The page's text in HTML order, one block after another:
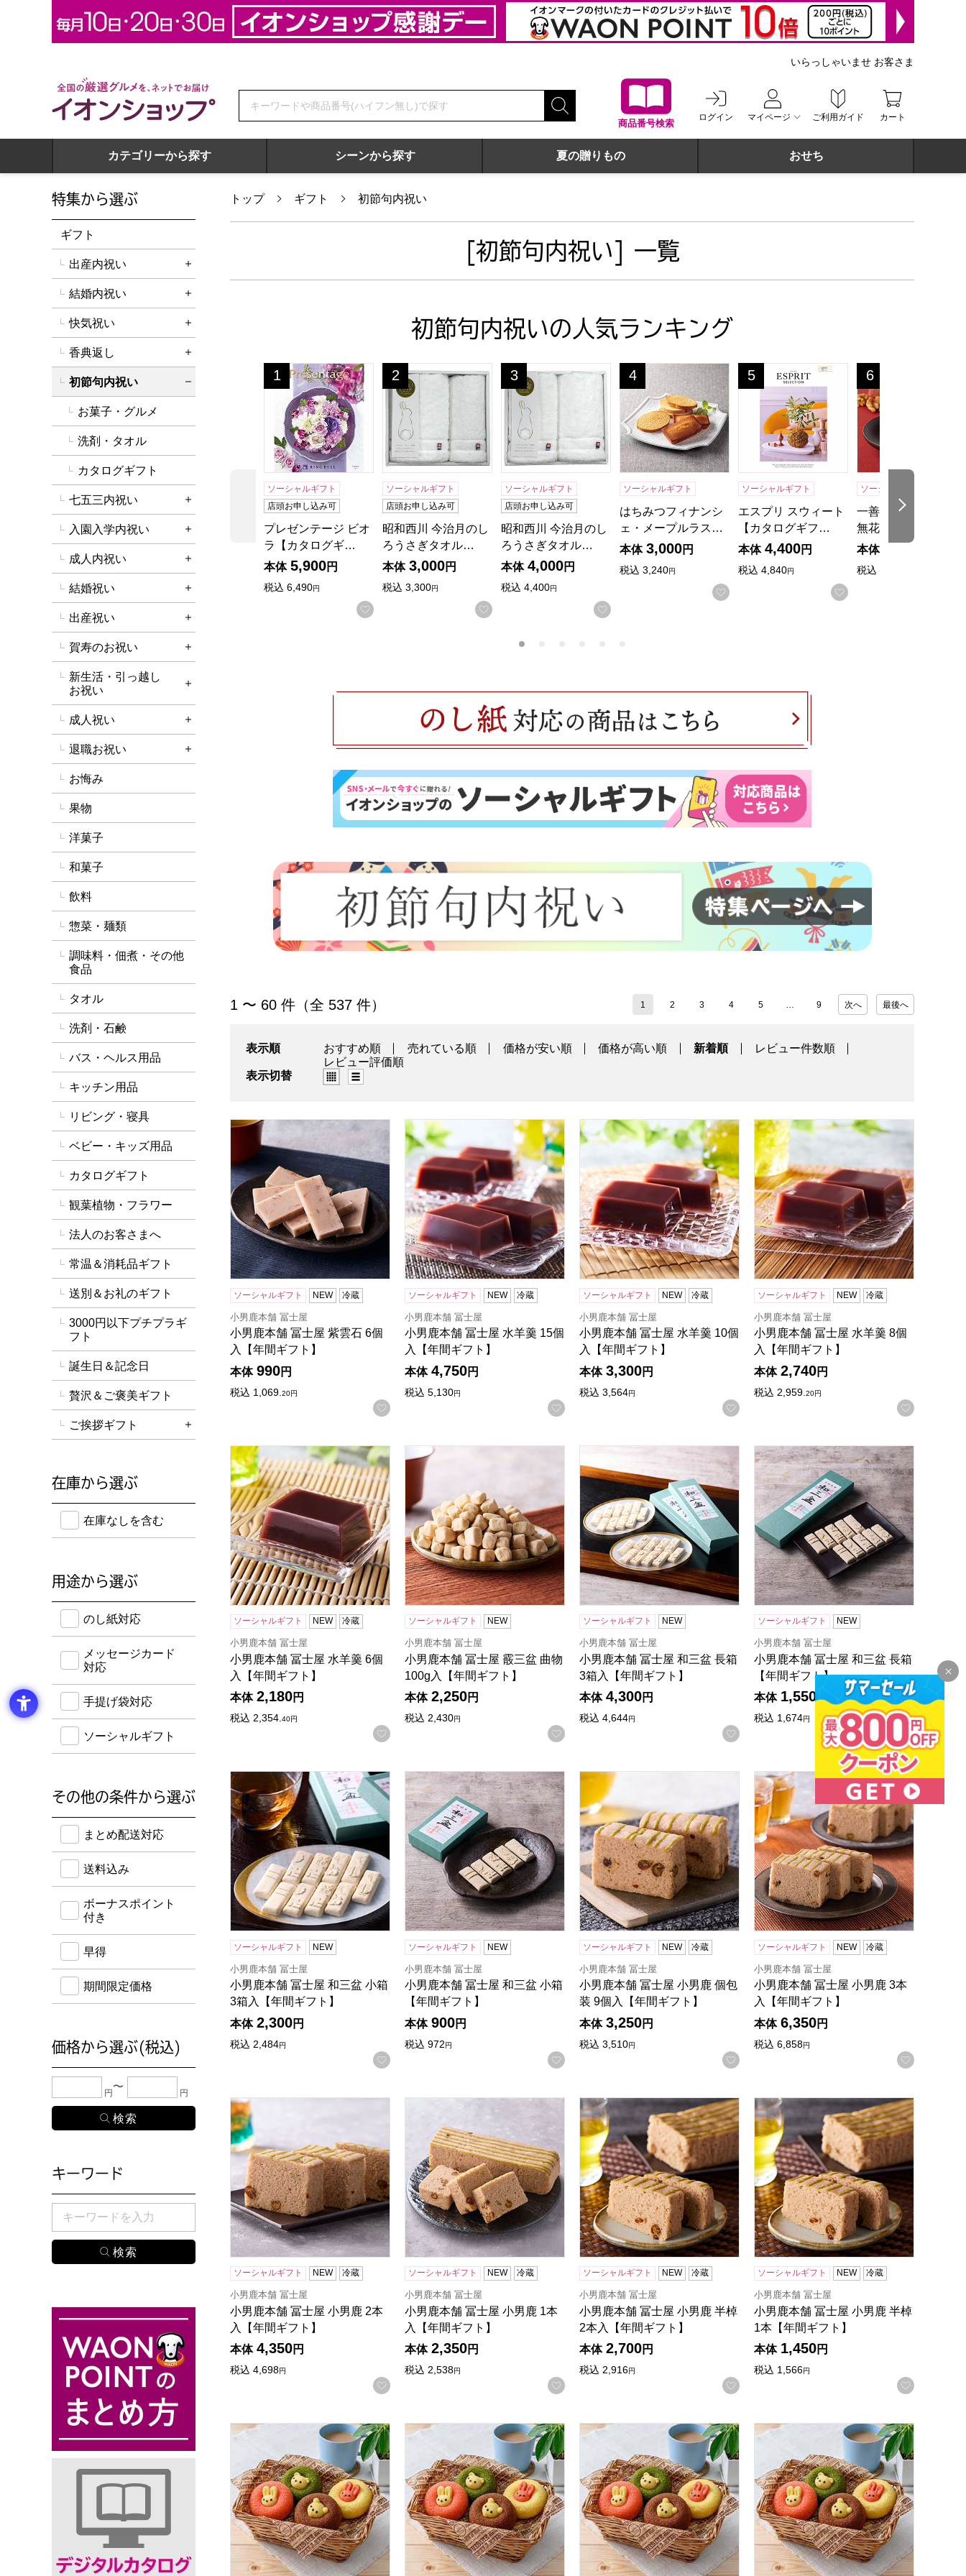
全国の厳選グルメを、ネットでお届け イオンショップ
商品番号検索
ログイン マイページ ご利用ガイド カート
いらっしゃいませ お客さま
カテゴリーから探す シーンから探す 夏の贈りもの おせち
トップ ギフト 初節句内祝い
[初節句内祝い] 一覧
初節句内祝いの人気ランキング
前の商品
プレゼンテージ ビオラ【カタログギフト】【贈りものカタログ】
1
位
ソーシャルギフト
店頭お申し込み可
プレゼンテージ ビオ
ラ【カタログギ…
本体 5,900円
税込 6,490円
お気に入りに登録する
昭和西川 今治月のしろうさぎタオルギフト[30WH]【贈りものカタログ】
2
位
ソーシャルギフト
店頭お申し込み可
昭和西川 今治月のし
ろうさぎタオル…
本体 3,000円
税込 3,300円
お気に入りに登録する
昭和西川 今治月のしろうさぎタオルギフト[40WH]【贈りものカタログ】
3
位
ソーシャルギフト
店頭お申し込み可
昭和西川 今治月のし
ろうさぎタオル…
本体 4,000円
税込 4,400円
お気に入りに登録する
はちみつフィナンシェ・メープルラスク【年間ギフト】
4
位
ソーシャルギフト
はちみつフィナンシ
ェ・メープルラス…
本体 3,000円
税込 3,240円
お気に入りに登録する
エスプリ スウィート【カタログギフト】【
5
位
ソーシャルギフト
エスプリ スウィート
【カタログギフ…
本体 4,400円
税込 4,840円
お気に入りに登録する
一善や 干柿と胡桃
6
位
ソーシャルギフト
一善や 干柿と胡桃と
無花果のミルフ…
本体
税込
次の商品
「初節句内祝い」の商品一覧
1 〜 60 件（全 537 件） 1 2 3 4 5 9 次へ 最後へ
表示順 おすすめ順 売れている順 価格が安い順 価格が高い順 新着順
レビュー件数順
レビュー評価順
表示切替
グリッド表示（タイル表示）
小男鹿本舗 冨士屋 紫雲石 6個入【年間ギフト】
ソーシャルギフト NEW 冷蔵
小男鹿本舗 冨士屋
小男鹿本舗 冨士屋 紫雲石 6個
入【年間ギフト】
本体 990円
税込 1,069.20円
お気に入りに登録する
小男鹿本舗 冨士屋 水羊羹 15個入【年間ギフト】
ソーシャルギフト NEW 冷蔵
小男鹿本舗 冨士屋
小男鹿本舗 冨士屋 水羊羹 15個
入【年間ギフト】
本体 4,750円
税込 5,130円
お気に入りに登録する
小男鹿本舗 冨士屋 水羊羹 10個入【年間ギフト】
ソーシャルギフト NEW 冷蔵
小男鹿本舗 冨士屋
小男鹿本舗 冨士屋 水羊羹 10個
入【年間ギフト】
本体 3,300円
税込 3,564円
お気に入りに登録する
小男鹿本舗 冨士屋 水羊羹 8個入【年間
ソーシャルギフト NEW 冷蔵
小男鹿本舗 冨士屋
小男鹿本舗 冨士屋 水羊羹 8個
入【年間ギフト】
本体 2,740円
税込 2,959.20円
お気に入
小男鹿本舗 冨士屋 水羊羹 6個入【年間ギフト】
ソーシャルギフト NEW 冷蔵
小男鹿本舗 冨士屋
小男鹿本舗 冨士屋 水羊羹 6個
入【年間ギフト】
本体 2,180円
税込 2,354.40円
お気に入りに登録する
小男鹿本舗 冨士屋 霰三盆 曲物100g入【年間ギフト】
ソーシャルギフト NEW
小男鹿本舗 冨士屋
小男鹿本舗 冨士屋 霰三盆 曲物
100g入【年間ギフト】
本体 2,250円
税込 2,430円
お気に入りに登録する
小男鹿本舗 冨士屋 和三盆 長箱 3箱入【年間ギフト】
ソーシャルギフト NEW
小男鹿本舗 冨士屋
小男鹿本舗 冨士屋 和三盆 長箱
3箱入【年間ギフト】
本体 4,300円
税込 4,644円
お気に入りに登録する
小男鹿本舗 冨士屋 和三盆 長箱【年間ギ
ソーシャルギフト NEW
小男鹿本舗 冨士屋
小男鹿本舗 冨士屋 和三盆 長箱
【年間ギフト】
本体 1,550円
税込 1,674円
お気に入
小男鹿本舗 冨士屋 和三盆 小箱 3箱入【年間ギフト】
ソーシャルギフト NEW
小男鹿本舗 冨士屋
小男鹿本舗 冨士屋 和三盆 小箱
3箱入【年間ギフト】
本体 2,300円
税込 2,484円
お気に入りに登録する
小男鹿本舗 冨士屋 和三盆 小箱【年間ギフト】
ソーシャルギフト NEW
小男鹿本舗 冨士屋
小男鹿本舗 冨士屋 和三盆 小箱
【年間ギフト】
本体 900円
税込 972円
お気に入りに登録する
小男鹿本舗 冨士屋 小男鹿 個包装 9個入【年間ギフト】
ソーシャルギフト NEW 冷蔵
小男鹿本舗 冨士屋
小男鹿本舗 冨士屋 小男鹿 個包
装 9個入【年間ギフト】
本体 3,250円
税込 3,510円
お気に入りに登録する
小男鹿本舗 冨士屋 小男鹿 3本入【年間
ソーシャルギフト NEW 冷蔵
小男鹿本舗 冨士屋
小男鹿本舗 冨士屋 小男鹿 3本
入【年間ギフト】
本体 6,350円
税込 6,858円
お気に入
小男鹿本舗 冨士屋 小男鹿 2本入【年間ギフト】
ソーシャルギフト NEW 冷蔵
小男鹿本舗 冨士屋
小男鹿本舗 冨士屋 小男鹿 2本
入【年間ギフト】
本体 4,350円
税込 4,698円
お気に入りに登録する
小男鹿本舗 冨士屋 小男鹿 1本入【年間ギフト】
ソーシャルギフト NEW 冷蔵
小男鹿本舗 冨士屋
小男鹿本舗 冨士屋 小男鹿 1本
入【年間ギフト】
本体 2,350円
税込 2,538円
お気に入りに登録する
小男鹿本舗 冨士屋 小男鹿 半棹 2本入【年間ギフト】
ソーシャルギフト NEW 冷蔵
小男鹿本舗 冨士屋
小男鹿本舗 冨士屋 小男鹿 半棹
2本入【年間ギフト】
本体 2,700円
税込 2,916円
お気に入りに登録する
小男鹿本舗 冨士屋 小男鹿 半棹 1本【年
ソーシャルギフト NEW 冷蔵
小男鹿本舗 冨士屋
小男鹿本舗 冨士屋 小男鹿 半棹
1本【年間ギフト】
本体 1,450円
税込 1,566円
お気に入
アニマルドーナツ 12個[ANM-30]【年間ギフト】アニマルドーナツ 10個[ANM-25]【年間ギフト】アニマルドーナツ 8個[ANM-20]【年間ギフト】アニマルドーナツ 6個[ANM-15]【年間ギ
特集から選ぶ
ギフト
出産内祝い
詳細を開く
結婚内祝い
詳細を開く
快気祝い
詳細を開く
香典返し
詳細を開く
初節句内祝い
お菓子・グルメ
洗剤・タオル
カタログギフト
七五三内祝い
詳細を開く
入園入学内祝い
詳細を開く
成人内祝い
詳細を開く
結婚祝い
詳細を開く
出産祝い
詳細を開く
賀寿のお祝い
詳細を開く
新生活・引っ越し
お祝い
詳細を開く
成人祝い
詳細を開く
退職お祝い
詳細を開く
お悔み
果物
洋菓子
和菓子
飲料
惣菜・麺類
調味料・佃煮・その他
食品
タオル
洗剤・石鹸
バス・ヘルス用品
キッチン用品
リビング・寝具
ベビー・キッズ用品
カタログギフト
観葉植物・フラワー
法人のお客さまへ
常温＆消耗品ギフト
送別＆お礼のギフト
3000円以下プチプラギ
フト
誕生日＆記念日
贅沢＆ご褒美ギフト
ご挨拶ギフト 詳細を開く
在庫から選ぶ
在庫のない商品を含めて検索することができます。
在庫なしを含む
用途から選ぶ
のし紙・メッセージカード・手提げ袋に対応している商品から絞りこむことができます。
のし紙対応
メッセージカード
対応
手提げ袋対応
ソーシャルギフト
その他の条件から選ぶ
送料込み・ボーナスポイント付き・早得・期間限定商品から絞り込むことができます。
まとめ配送対応
送料込み
ボーナスポイント
付き
早得
期間限定価格
価格から選ぶ(税込)
下限金額・上限金額のどちらか１つまたは両方に、検索したい金額を入力してください。
円 円
キーワード
検索したい商品のキーワードを入力してください。